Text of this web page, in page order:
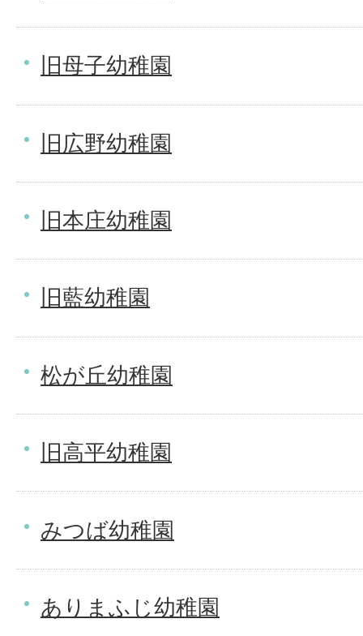
旧母子幼稚園
旧広野幼稚園
旧本庄幼稚園
旧藍幼稚園
松が丘幼稚園
旧高平幼稚園
みつば幼稚園
ありまふじ幼稚園